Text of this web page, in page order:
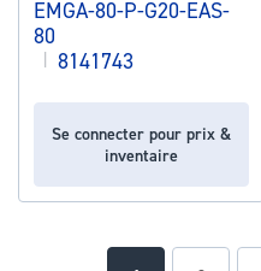
EMGA-80-P-G20-EAS-
80
| 8141743
Se connecter pour prix &
inventaire